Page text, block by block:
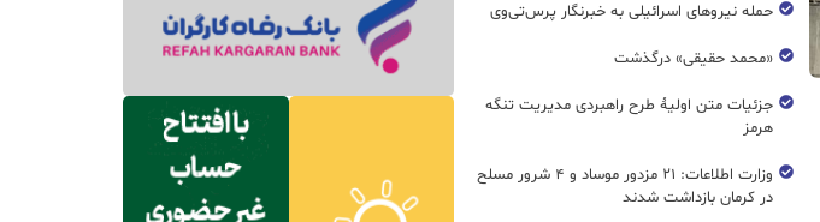
حمله نیروهای اسرائیلی به خبرنگار پرس‌تی‌وی
«محمد حقیقی» درگذشت
جزئیات متن اولیۀ طرح راهبردی مدیریت تنگه
هرمز
وزارت اطلاعات: ۲۱ مزدور موساد و ۴ شرور مسلح
در کرمان بازداشت شدند